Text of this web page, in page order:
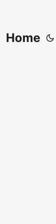
Home